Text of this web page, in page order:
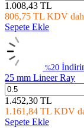
1.008,43 TL
806,75 TL KDV
Sepete Ekle
%20
25 mm Lineer Ray
1.452,30 TL
1.161,84 TL KDV
Sepete Ekle